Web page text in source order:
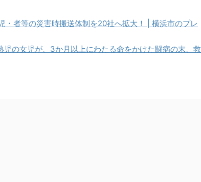
・者等の災害時搬送体制を20社へ拡大！ | 横浜市のプレ
の女児が、3か月以上にわたる命をかけた闘病の末、救